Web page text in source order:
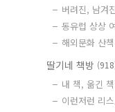
버려진, 남겨
동유럽 상상
해외문화 산책
딸기네 책방
내 책, 옮긴 책
이런저런 리